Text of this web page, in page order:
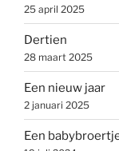
25 april 2025
Dertien
28 maart 2025
Een nieuw jaar
2 januari 2025
Een